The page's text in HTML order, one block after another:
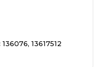
136076, 13617512